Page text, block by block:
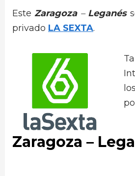
EsteZaragoza – Leganés
privado LA SEXTA.
Zaragoza –